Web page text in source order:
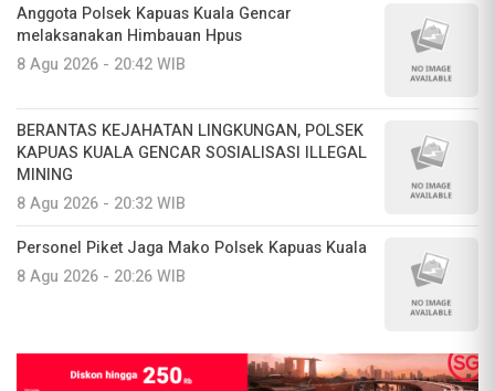
Anggota Polsek Kapuas Kuala Gencar
melaksanakan Himbauan Hpus
8 Agu 2026 - 20:42 WIB
BERANTAS KEJAHATAN LINGKUNGAN, POLSEK
KAPUAS KUALA GENCAR SOSIALISASI ILLEGAL
MINING
8 Agu 2026 - 20:32 WIB
Personel Piket Jaga Mako Polsek Kapuas Kuala
8 Agu 2026 - 20:26 WIB